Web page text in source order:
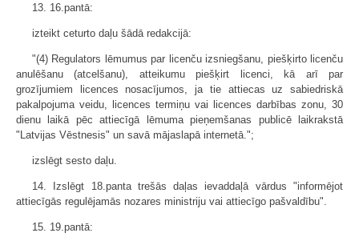
13. 16.pantā:
izteikt ceturto daļu šādā redakcijā:
"(4) Regulators lēmumus par licenču izsniegšanu, piešķirto licenču
anulēšanu (atcelšanu), atteikumu piešķirt licenci, kā arī par
grozījumiem licences nosacījumos, ja tie attiecas uz sabiedriskā
pakalpojuma veidu, licences termiņu vai licences darbības zonu, 30
dienu laikā pēc attiecīgā lēmuma pieņemšanas publicē laikrakstā
"Latvijas Vēstnesis" un savā mājaslapā internetā.";
izslēgt sesto daļu.
14. Izslēgt 18.panta trešās daļas ievaddaļā vārdus "informējot
attiecīgās regulējamās nozares ministriju vai attiecīgo pašvaldību".
15. 19.pantā: